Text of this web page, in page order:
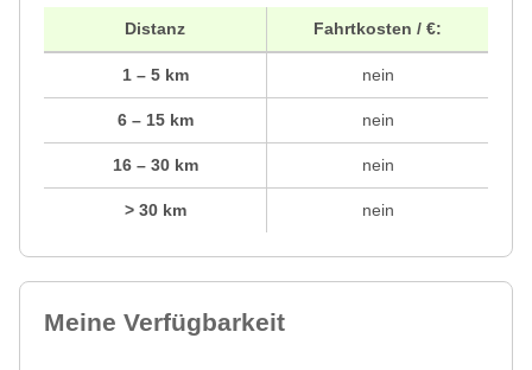
Distanz
1 – 5 km
6 – 15 km
16 – 30 km
> 30 km
Fahrtkosten / €:
nein
nein
nein
nein
Meine Verfügbarkeit